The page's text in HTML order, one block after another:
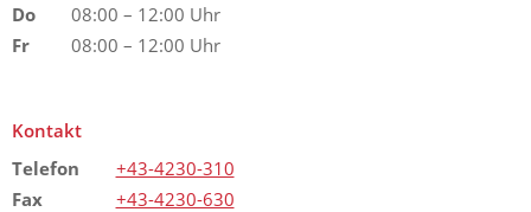
Do
08:00 – 12:00 Uhr
Fr
08:00 – 12:00 Uhr
Kontakt
Telefon
+43-4230-310
Fax
+43-4230-630